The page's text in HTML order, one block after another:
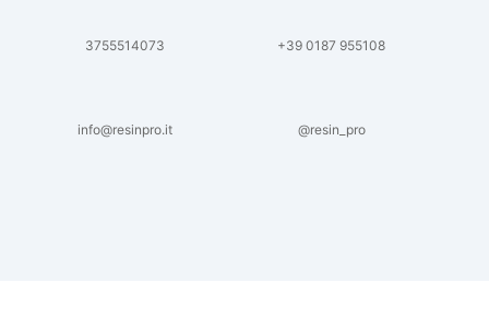
3755514073 +39 0187 955108
info@resinpro.it @resin_pro